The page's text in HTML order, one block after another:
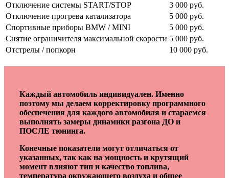
Отключение системы START/STOP
3 000 руб.
Отключение прогрева катализатора
5 000 руб.
Спортивные приборы BMW / MINI
5 000 руб.
Снятие ограничителя максимальной скорости 5 000 руб.
Отстрелы / попкорн
10 000 руб.
Каждый автомобиль индивидуален. Именно
поэтому мы делаем корректировку программного
обеспечения для каждого автомобиля и стараемся
выполнять замеры динамики разгона ДО и
ПОСЛЕ тюнинга.
Конечные показатели могут отличаться от
указанных, так как на мощность и крутящий
момент влияют тип и качество топлива,
температура окружающего воздуха и общее